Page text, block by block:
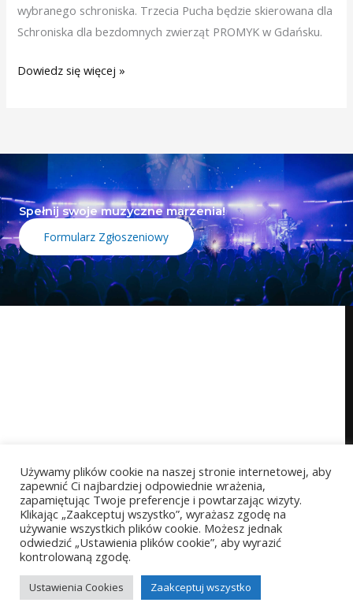
wybranego schroniska. Trzecia Pucha będzie skierowana dla
Schroniska dla bezdomnych zwierząt PROMYK w Gdańsku.
Dowiedz się więcej »
Spełnij swoje muzyczne marzenia!
Formularz Zgłoszeniowy
Copyright © 2026 StarProject akademia wokalu
Powered by StarProject akademia wokalu
Używamy plików cookie na naszej stronie internetowej, aby
zapewnić Ci najbardziej odpowiednie wrażenia,
zapamiętując Twoje preferencje i powtarzając wizyty.
Klikając „Zaakceptuj wszystko”, wyrażasz zgodę na
używanie wszystkich plików cookie. Możesz jednak
odwiedzić „Ustawienia plików cookie”, aby wyrazić
kontrolowaną zgodę.
Ustawienia Cookies Zaakceptuj wszystko